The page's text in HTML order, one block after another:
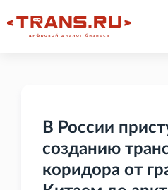
В России
созданию
коридора от